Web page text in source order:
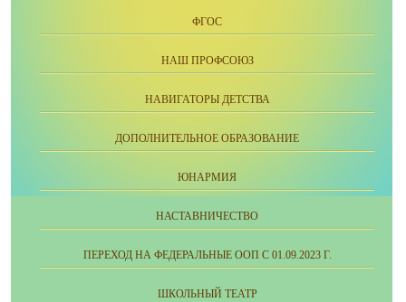
ФГОС
НАШ ПРОФСОЮЗ
НАВИГАТОРЫ ДЕТСТВА
ДОПОЛНИТЕЛЬНОЕ ОБРАЗОВАНИЕ
ЮНАРМИЯ
НАСТАВНИЧЕСТВО
ПЕРЕХОД НА ФЕДЕРАЛЬНЫЕ ООП С 01.09.2023 Г.
ШКОЛЬНЫЙ ТЕАТР